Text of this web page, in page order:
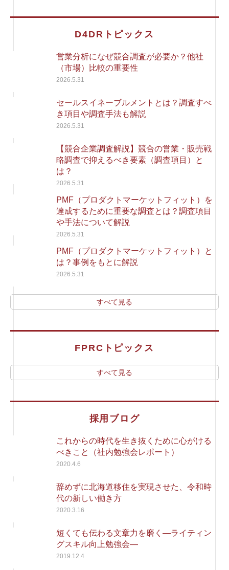
D4DRトピックス
営業分析になぜ競合調査が必要か？他社
（市場）比較の重要性
2026.5.31
セールスイネーブルメントとは？調査すべ
き項目や調査手法も解説
2026.5.31
【競合企業調査解説】競合の営業・販売戦
略調査で抑えるべき要素（調査項目）と
は？
2026.5.31
PMF（プロダクトマーケットフィット）を
達成するために重要な調査とは？調査項目
や手法について解説
2026.5.31
PMF（プロダクトマーケットフィット）と
は？事例をもとに解説
2026.5.31
すべて見る
FPRCトピックス
すべて見る
採用ブログ
これからの時代を生き抜くために心がける
べきこと（社内勉強会レポート）
2020.4.6
辞めずに北海道移住を実現させた、令和時
代の新しい働き方
2020.3.16
短くても伝わる文章力を磨く―ライティン
グスキル向上勉強会―
2019.12.4